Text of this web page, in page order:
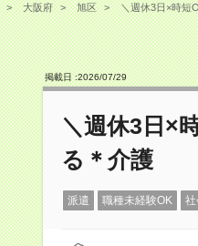
大阪府 旭区 ＼週休3日×時短
掲載日 :2026/07/29
＼週休3日×
る＊介護
派遣 職種未経験OK 社